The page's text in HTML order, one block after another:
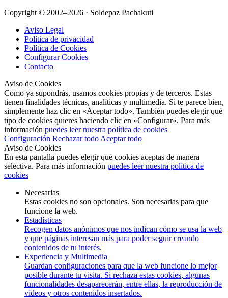
Copyright © 2002–2026 · Soldepaz Pachakuti
Aviso Legal
Política de privacidad
Política de Cookies
Configurar Cookies
Contacto
Aviso de Cookies
Como ya supondrás, usamos cookies propias y de terceros. Estas
tienen finalidades técnicas, analíticas y multimedia. Si te parece bien,
simplemente haz clic en «Aceptar todo». También puedes elegir qué
tipo de cookies quieres haciendo clic en «Configurar». Para más
información puedes leer nuestra política de cookies
Configuración Rechazar todo Aceptar todo
Aviso de Cookies
En esta pantalla puedes elegir qué cookies aceptas de manera
selectiva. Para más información puedes leer nuestra política de
cookies
Necesarias
Estas cookies no son opcionales. Son necesarias para que
funcione la web.
Estadísticas
Recogen datos anónimos que nos indican cómo se usa la web
y que páginas interesan más para poder seguir creando
contenidos de tu interés.
Experiencia y Multimedia
Guardan configuraciones para que la web funcione lo mejor
posible durante tu visita. Si rechaza estas cookies, algunas
funcionalidades desaparecerán, entre ellas, la reproducción de
vídeos y otros contenidos insertados.